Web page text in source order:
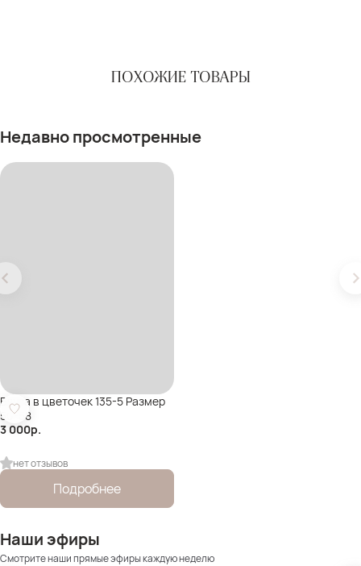
ПОХОЖИЕ ТОВАРЫ
Недавно просмотренные
Блуза в цветочек 135-5 Размер
50-58
3 000р.
нет отзывов
Подробнее
Наши эфиры
Смотрите наши прямые эфиры каждую неделю